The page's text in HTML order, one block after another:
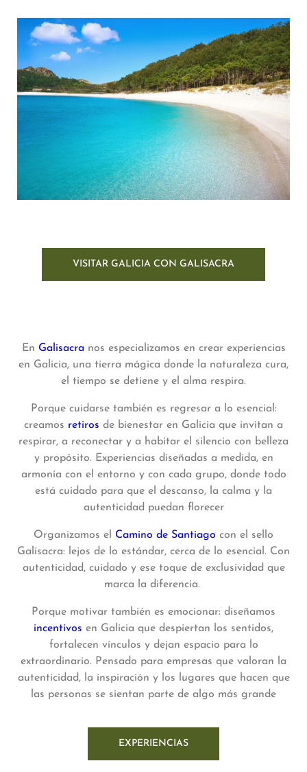
VISITAR GALICIA CON GALISACRA
En Galisacranos especializamos en crear experiencias
en Galicia, una tierra mágica donde la naturaleza cura,
el tiempo se detiene y el alma respira.
Porque cuidarse también es regresar a lo esencial:
creamos retiros de bienestar en Galicia que invitan a
respirar, a reconectar y a habitar el silencio con belleza
y propósito. Experiencias diseñadas a medida, en
armonía con el entorno y con cada grupo, donde todo
está cuidado para que el descanso, la calma y la
autenticidad puedan florecer
Organizamos el Camino de Santiago con el sello
Galisacra: lejos de lo estándar, cerca de lo esencial. Con
autenticidad, cuidado y ese toque de exclusividad que
marca la diferencia.
Porque motivar también es emocionar: diseñamos
incentivos en Galicia que despiertan los sentidos,
fortalecen vínculos y dejan espacio para lo
extraordinario. Pensado para empresas que valoran la
autenticidad, la inspiración y los lugares que hacen que
las personas se sientan parte de algo más grande
EXPERIENCIAS